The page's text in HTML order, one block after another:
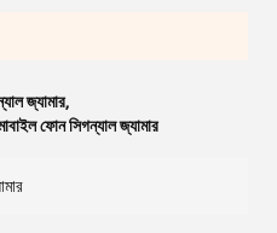
জ্যামার,
ফোন সিগন্যাল জ্যামার